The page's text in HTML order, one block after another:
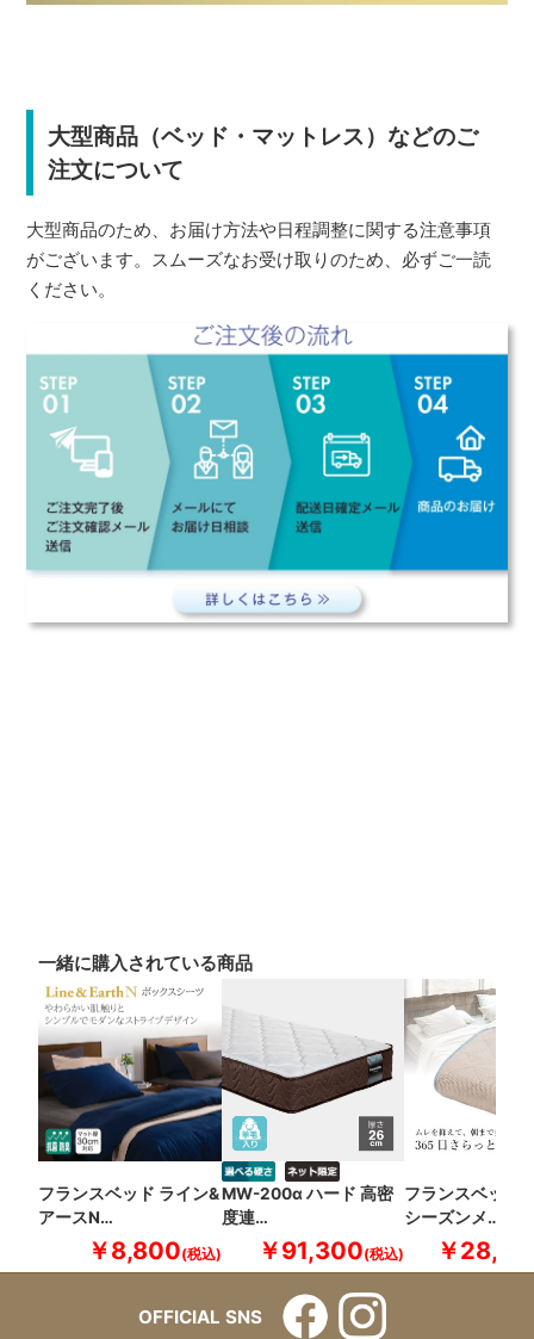
大型商品（ベッド・マットレス）などのご
注文について
大型商品のため、お届け方法や日程調整に関する注意事項
がございます。スムーズなお受け取りのため、必ずご一読
ください。
一緒に購入されている商品
フランスベッド ライン&
アースN…
￥8,800
MW-200α ハード 高密
度連…
￥91,300
フランスベッド
シーズンメ…
￥
OFFICIAL SNS